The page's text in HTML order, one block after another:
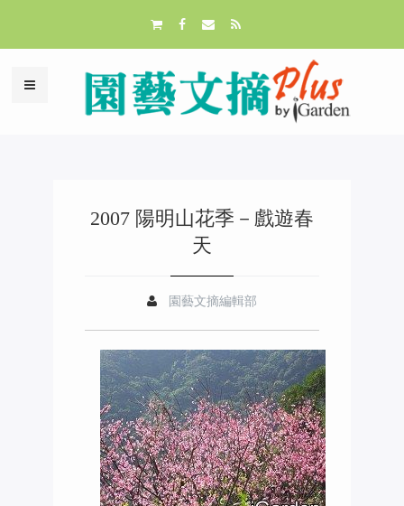
2007 陽明山花季－戲遊春
天
園藝文摘編輯部